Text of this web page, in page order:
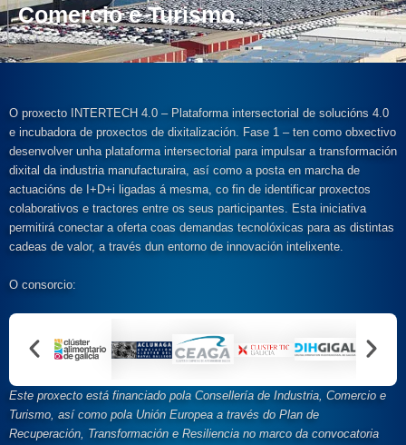
Comercio e Turismo.
O proxecto INTERTECH 4.0 – Plataforma intersectorial de solucións 4.0
e incubadora de proxectos de dixitalización. Fase 1 – ten como obxectivo
desenvolver unha plataforma intersectorial para impulsar a transformación
dixital da industria manufacturaira, así como a posta en marcha de
actuacións de I+D+i ligadas á mesma, co fin de identificar proxectos
colaborativos e tractores entre os seus participantes. Esta iniciativa
permitirá conectar a oferta coas demandas tecnolóxicas para as distintas
cadeas de valor, a través dun entorno de innovación intelixente.
O consorcio:
Este proxecto está financiado pola Consellería de Industria, Comercio e
Turismo, así como pola Unión Europea a través do Plan de
Recuperación, Transformación e Resiliencia no marco da convocatoria